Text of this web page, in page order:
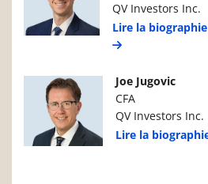
QV Investors Inc.
Lire la
Photo du gestionnaire de
Joe Jugovic
CFA
QV Investors Inc.
Lire la